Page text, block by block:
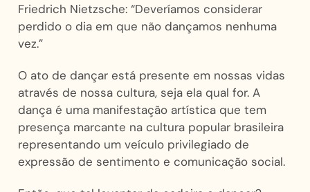
Friedrich Nietzsche: “Deveríamos considerar
perdido o dia em que não dançamos nenhuma
vez.”
O ato de dançar está presente em nossas vidas
através de nossa cultura, seja ela qual for. A
dança é uma manifestação artística que tem
presença marcante na cultura popular brasileira
representando um veículo privilegiado de
expressão de sentimento e comunicação social.